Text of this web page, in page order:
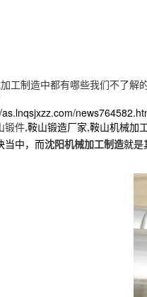
工制造中都有哪些我们不了解的
锻件,鞍山锻造厂家,鞍山机械加
当中，而沈阳机械加工制造就是